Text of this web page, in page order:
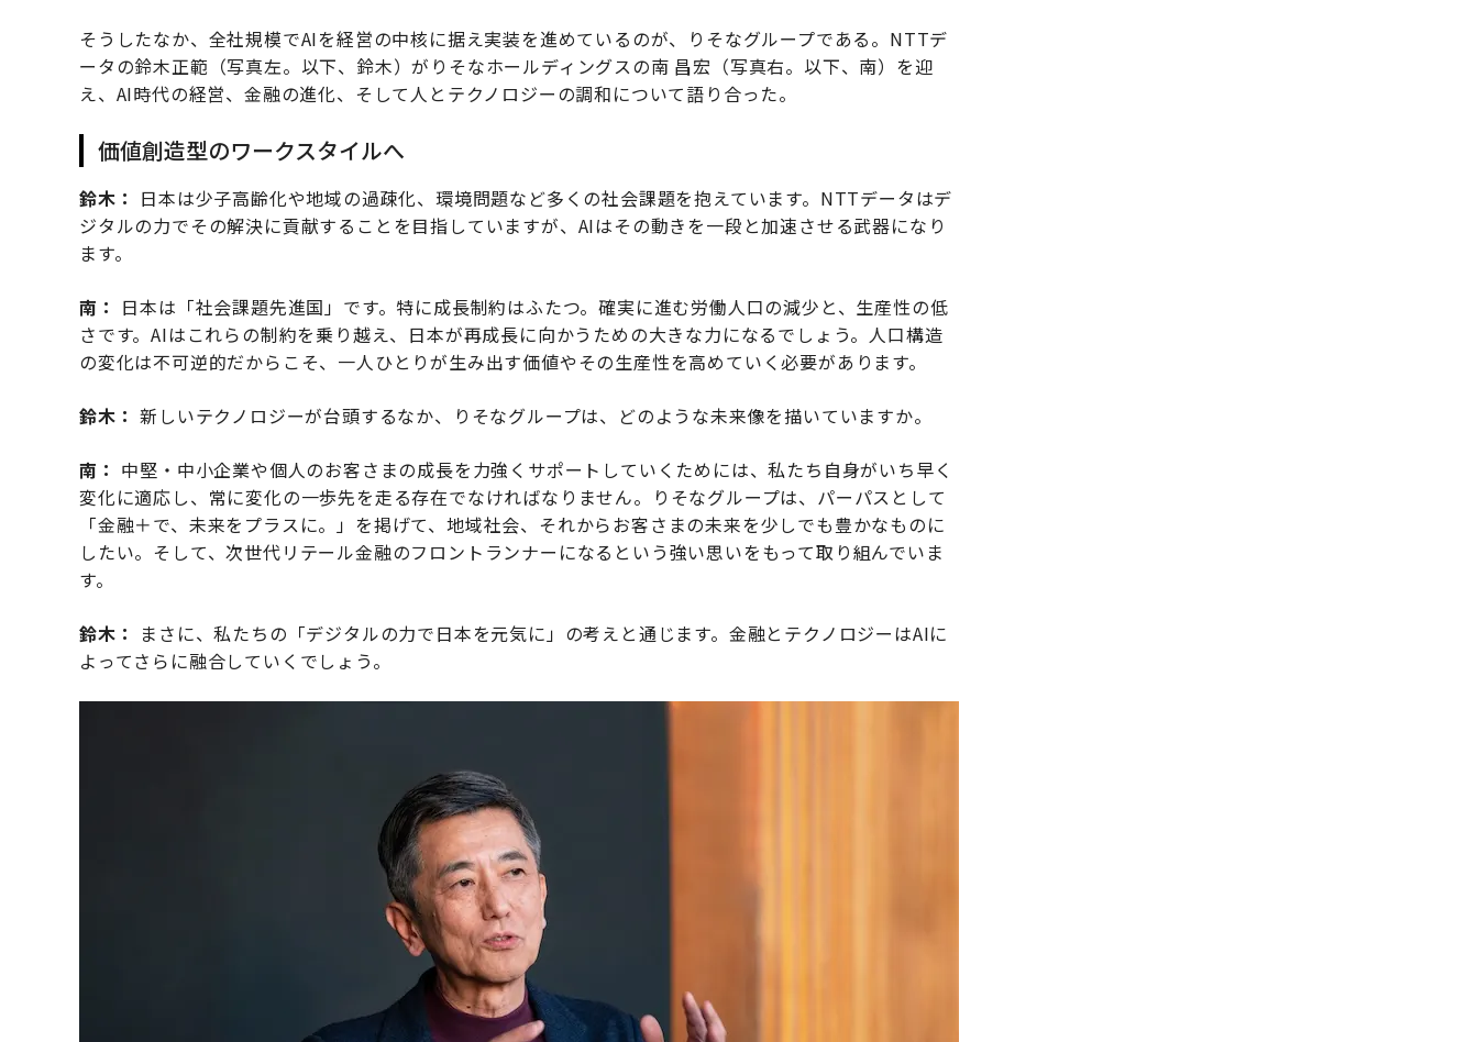
そうしたなか、全社規模でAIを経営の中核に据え実装を進めているのが、りそなグループである。NTTデ
ータの鈴木正範（写真左。以下、鈴木）がりそなホールディングスの南 昌宏（写真右。以下、南）を迎
え、AI時代の経営、金融の進化、そして人とテクノロジーの調和について語り合った。
価値創造型のワークスタイルへ
鈴木： 日本は少子高齢化や地域の過疎化、環境問題など多くの社会課題を抱えています。NTTデータはデ
ジタルの力でその解決に貢献することを目指していますが、AIはその動きを一段と加速させる武器になり
ます。
南： 日本は「社会課題先進国」です。特に成長制約はふたつ。確実に進む労働人口の減少と、生産性の低
さです。AIはこれらの制約を乗り越え、日本が再成長に向かうための大きな力になるでしょう。人口構造
の変化は不可逆的だからこそ、一人ひとりが生み出す価値やその生産性を高めていく必要があります。
鈴木： 新しいテクノロジーが台頭するなか、りそなグループは、どのような未来像を描いていますか。
南： 中堅・中小企業や個人のお客さまの成長を力強くサポートしていくためには、私たち自身がいち早く
変化に適応し、常に変化の一歩先を走る存在でなければなりません。りそなグループは、パーパスとして
「金融＋で、未来をプラスに。」を掲げて、地域社会、それからお客さまの未来を少しでも豊かなものに
したい。そして、次世代リテール金融のフロントランナーになるという強い思いをもって取り組んでいま
す。
鈴木：
まさに、私たちの「デジタルの力で日本を元気に」の考えと通じます。金融とテクノロジーはAIに
よってさらに融合していくでしょう。